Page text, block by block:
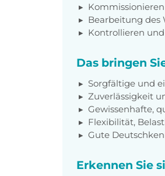
Bearbeitung des
Kontrollieren
Das bringen
Sorgfältige und
Zuverlässigkeit
Gewissenhafte,
Flexibilität,
Gute
Erkennen Sie